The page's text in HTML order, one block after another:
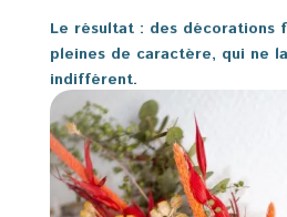
Le résultat : des décorations
pleines de caractère, qui ne
indifférent.